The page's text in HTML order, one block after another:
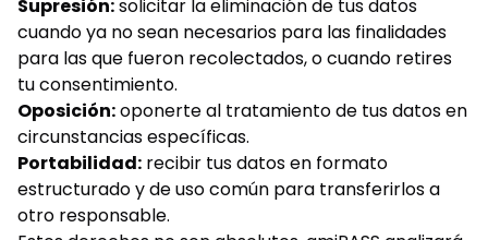
Supresión:solicitar la eliminación de tus datos
cuando ya no sean necesarios para las finalidades
para las que fueron recolectados, o cuando retires
tu consentimiento.
Oposición:oponerte al tratamiento de tus datos en
circunstancias específicas.
Portabilidad: recibir tus datos en formato
estructurado y de uso común para transferirlos a
otro responsable.